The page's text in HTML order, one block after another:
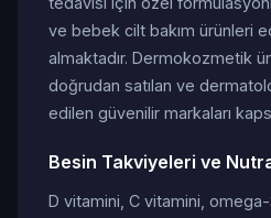
ve bebek cilt bakım ürünleri
almaktadır. Dermokozmetik
doğrudan satılan ve
edilen güvenilir markaları
Besin Takviyeleri ve
D vitamini, C vitamini,